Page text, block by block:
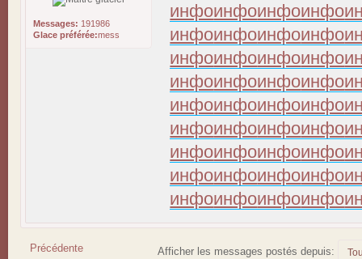
Messages: 191986
Glace préférée:mess
инфоинфоинфоинфо
инфоинфоинфоинфо
инфоинфоинфоинфо
инфоинфоинфоинфо
инфоинфоинфоинфо
инфоинфоинфоинфо
инфоинфоинфоинфо
инфоинфоинфоинфо
инфоинфоинфоинфо
Précédente Afficher les messages postés depuis: